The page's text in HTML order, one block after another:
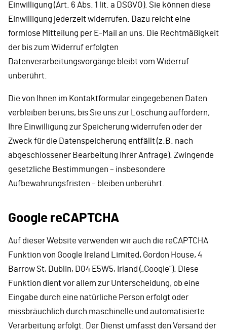
Einwilligung (Art. 6 Abs. 1 lit. a DSGVO). Sie können diese
Einwilligung jederzeit widerrufen. Dazu reicht eine
formlose Mitteilung per E-Mail an uns. Die Rechtmäßigkeit
der bis zum Widerruf erfolgten
Datenverarbeitungsvorgänge bleibt vom Widerruf
unberührt.
Die von Ihnen im Kontaktformular eingegebenen Daten
verbleiben bei uns, bis Sie uns zur Löschung auffordern,
Ihre Einwilligung zur Speicherung widerrufen oder der
Zweck für die Datenspeicherung entfällt (z.B. nach
abgeschlossener Bearbeitung Ihrer Anfrage). Zwingende
gesetzliche Bestimmungen – insbesondere
Aufbewahrungsfristen – bleiben unberührt.
Google reCAPTCHA
Auf dieser Website verwenden wir auch die reCAPTCHA
Funktion von Google Ireland Limited, Gordon House, 4
Barrow St, Dublin, D04 E5W5, Irland („Google“). Diese
Funktion dient vor allem zur Unterscheidung, ob eine
Eingabe durch eine natürliche Person erfolgt oder
missbräuchlich durch maschinelle und automatisierte
Verarbeitung erfolgt. Der Dienst umfasst den Versand der